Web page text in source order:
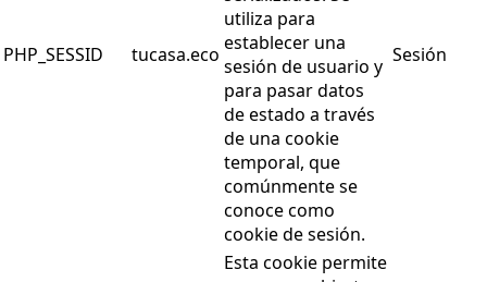
PHP_SESSID tucasa.eco
utiliza para
establecer una
sesión de usuario y
para pasar datos
de estado a través
de una cookie
temporal, que
comúnmente se
conoce como
cookie de sesión.
Sesión
Esta cookie permite